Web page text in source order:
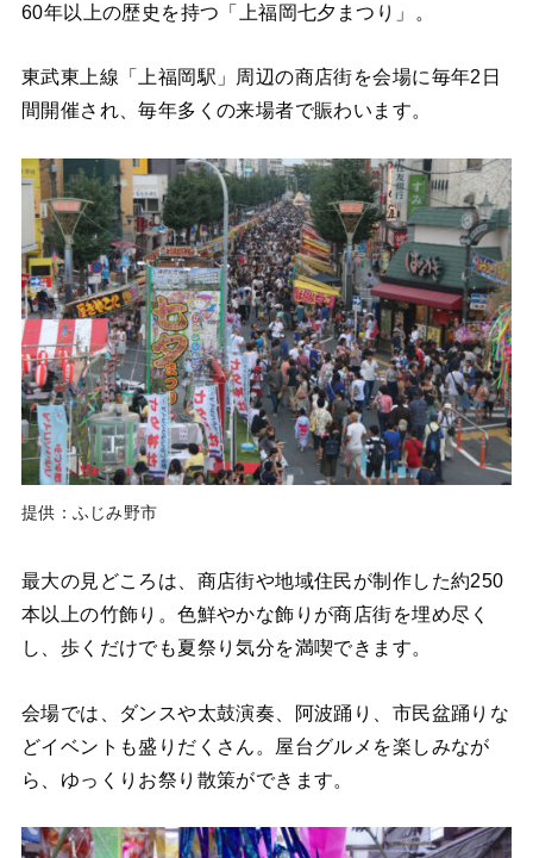
60年以上の歴史を持つ「上福岡七夕まつり」。
東武東上線「上福岡駅」周辺の商店街を会場に毎年2日
間開催され、毎年多くの来場者で賑わいます。
提供：ふじみ野市
最大の見どころは、商店街や地域住民が制作した約250
本以上の竹飾り。色鮮やかな飾りが商店街を埋め尽く
し、歩くだけでも夏祭り気分を満喫できます。
会場では、ダンスや太鼓演奏、阿波踊り、市民盆踊りな
どイベントも盛りだくさん。屋台グルメを楽しみなが
ら、ゆっくりお祭り散策ができます。